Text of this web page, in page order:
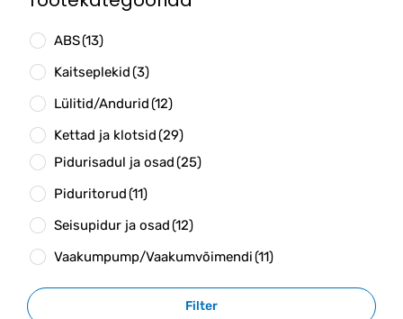
ABS(13)
Kaitseplekid(3)
Lülitid/Andurid(12)
Kettad ja klotsid(29)
Pidurisadul ja osad(25)
Piduritorud(11)
Seisupidur ja osad(12)
Vaakumpump/Vaakumvõimendi(11)
Filter